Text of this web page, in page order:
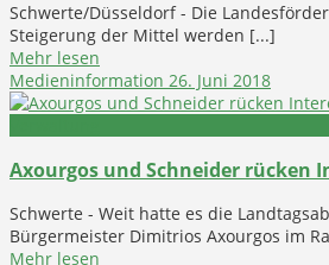
Schwerte/Düsseldorf - Die
Steigerung der Mittel werden [...]
Mehr lesen
Medieninformation 26. Juni 2018
Axourgos und Schneider rücken
Schwerte - Weit hatte es die
Bürgermeister Dimitrios Axourgos im
Mehr lesen